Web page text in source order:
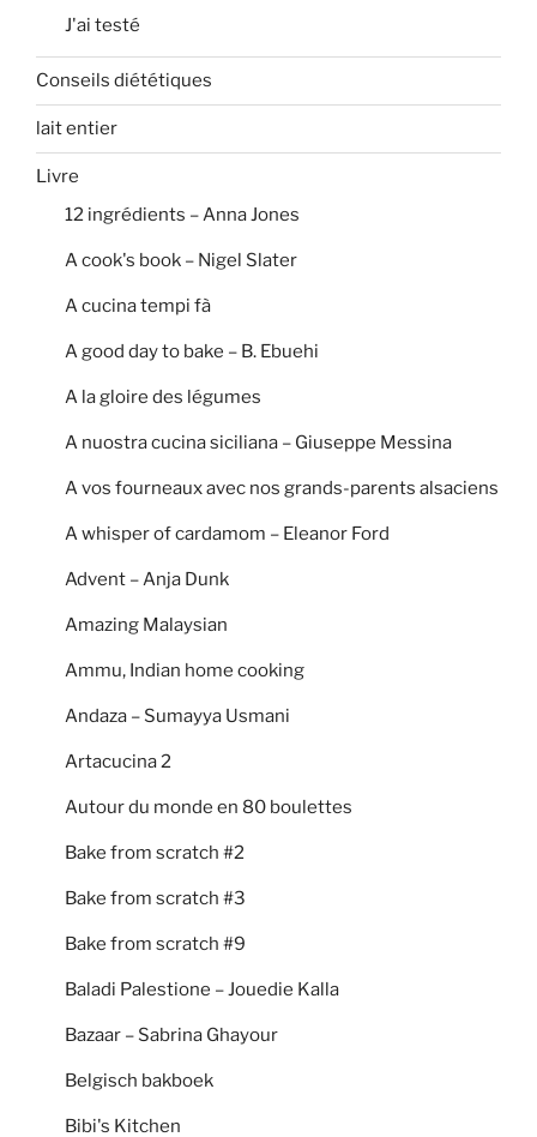
J'ai testé
Conseils diététiques
lait entier
Livre
12 ingrédients – Anna Jones
A cook's book – Nigel Slater
A cucina tempi fà
A good day to bake – B. Ebuehi
A la gloire des légumes
A nuostra cucina siciliana – Giuseppe Messina
A vos fourneaux avec nos grands-parents alsaciens
A whisper of cardamom – Eleanor Ford
Advent – Anja Dunk
Amazing Malaysian
Ammu, Indian home cooking
Andaza – Sumayya Usmani
Artacucina 2
Autour du monde en 80 boulettes
Bake from scratch #2
Bake from scratch #3
Bake from scratch #9
Baladi Palestione – Jouedie Kalla
Bazaar – Sabrina Ghayour
Belgisch bakboek
Bibi's Kitchen